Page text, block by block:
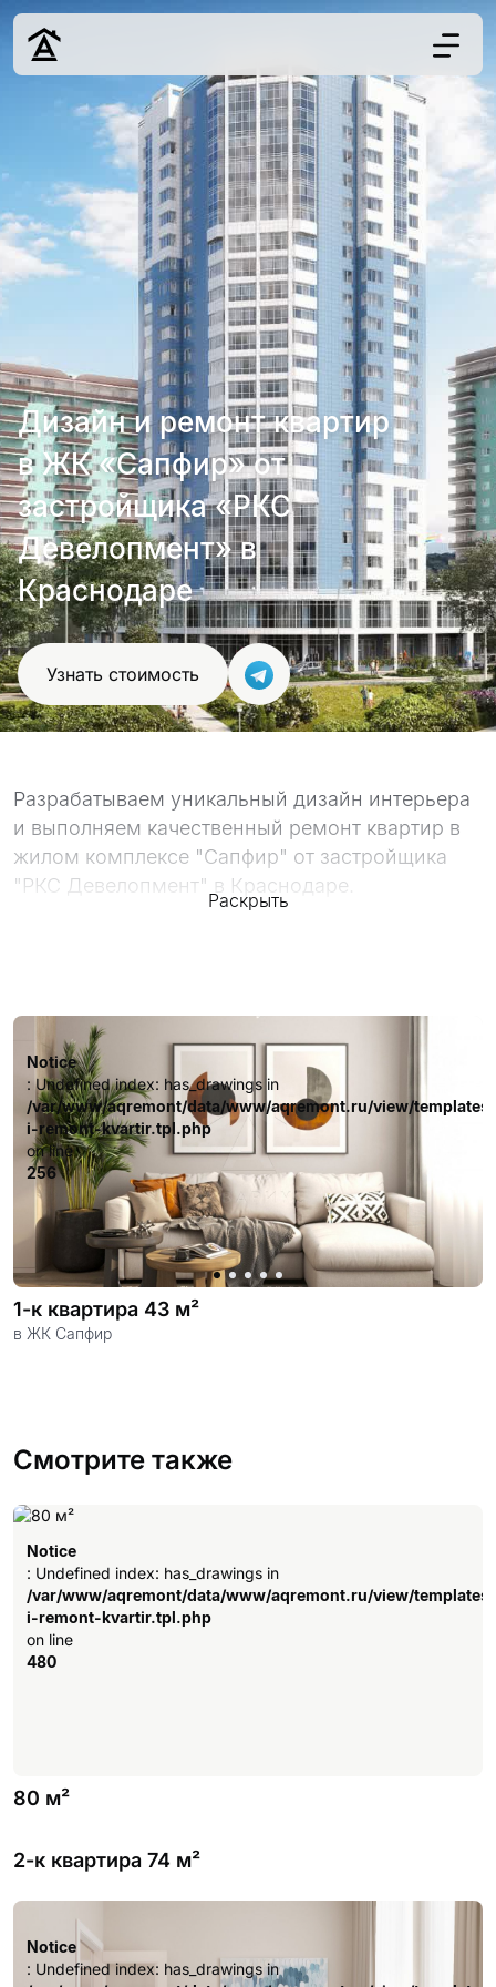
Дизайн
Ремонт
Цены
Наши работы
О нас
Контакты
г. Краснодар
8 (861) 945-12-
34
Обсудить
проект
Дизайн и ремонт квартир
в ЖК «Сапфир» от
застройщика «РКС
Девелопмент» в
Краснодаре
Узнать стоимость
Разрабатываем уникальный дизайн интерьера
и выполняем качественный ремонт квартир в
жилом комплексе "Сапфир" от застройщика
"РКС Девелопмент" в Краснодаре.
довольных клиентов.
Раскрыть
Notice
: Undefined index: has_drawings in
/var/www/aqremont/data/www/aqremont.ru/view/
i-remont-kvartir.tpl.php
on line
256
1-к квартира 43 м²
в ЖК Сапфир
Смотрите также
Notice
: Undefined index: has_drawings in
/var/www/aqremont/data/www/aqremont.ru/view/
i-remont-kvartir.tpl.php
on line
480
80 м²
: Undefined index: has_drawings in
/var/www/aqremont/data/www/aqremont.ru/view/
i-remont-kvartir.tpl.php
on line
2-к квартира 74 м²
Notice
: Undefined index: has_drawings in